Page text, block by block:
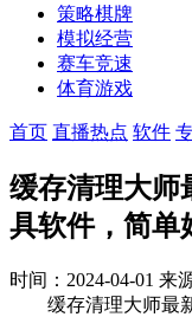
策略棋牌
模拟经营
赛车竞速
体育游戏
首页 直播热点 软件
缓存清理大师
具软件，简单
时间：2024-04-01 来
缓存清理大师最新